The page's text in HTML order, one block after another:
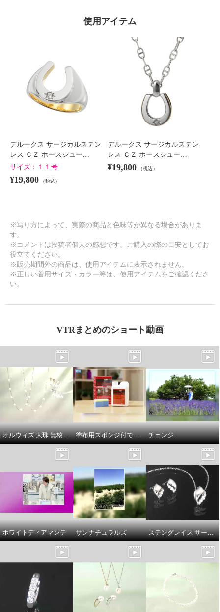
デルークス サージカルステンレ
ス ＣＺ ホースシューリング
デルークス サージカルステンレ
ス ＣＺ ホースシューペンダント
使用アイテム
デルークス サージカルステン
レス ＣＺ ホースシュー…
サイズ： １１号
¥19,800 （税込）
デルークス サージカルステン
レス ＣＺ ホースシュー…
¥19,800 （税込）
※写り方によって、実際の商品と色味等が異なる場合がありま
す。
※コメントは投稿者個人の感想です。ご購入の際の目安としてお
役立てください。
※販売期間外の商品は、使用アイテムに表示されません。
※正しい着用サイズ・カラー等は、使用アイテムをご確認くださ
い。
VTRまとめのショート動画
オルウィズ 大珠 無核淡水バロックパール ステーションネックレス／イヤリング／ピアス 塗布用スポンジ付で サッと塗り伸ばし 乾かすだけ簡単！ 輝きが戻るフロアワックス シャイントップＱ１０ ＜１リットル＞ チェンジ
ホワイトディアマンテ サンナチュラルズ ステングレイス サージカルステンレス プレシオサ社製ＣＺ ソフトウェーブスパークル ピアス／ネックレス